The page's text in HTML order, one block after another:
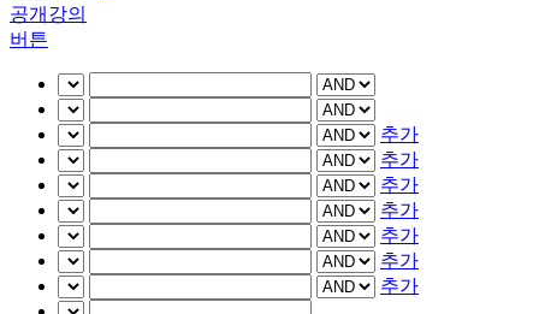
공개강의
버튼
추가
추가
추가
추가
추가
추가
추가